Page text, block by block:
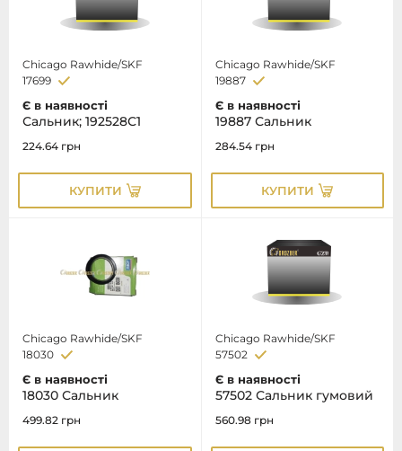
Chicago Rawhide/SKF
17699
Є в наявності
Сальник; 192528С1
224.64 грн
КУПИТИ
Chicago Rawhide/SKF
19887
Є в наявності
19887 Сальник
284.54 грн
КУПИТИ
Chicago Rawhide/SKF
18030
Є в наявності
18030 Сальник
499.82 грн
Chicago Rawhide/SKF
57502
Є в наявності
57502 Сальник гумовий
560.98 грн